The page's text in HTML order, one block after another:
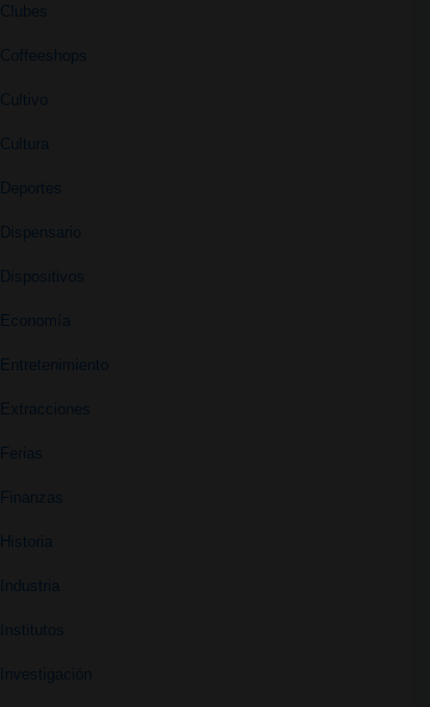
Clubes
Coffeeshops
Cultivo
Cultura
Deportes
Dispensario
Dispositivos
Economía
Entretenimiento
Extracciones
Ferias
Finanzas
Historia
Industria
Institutos
Investigación